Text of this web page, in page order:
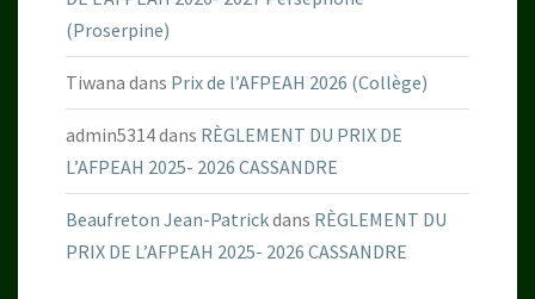
(Proserpine)
Tiwana dans Prix de l’AFPEAH 2026 (Collège)
admin5314dans RÈGLEMENT DU PRIX DE
L’AFPEAH 2025- 2026 CASSANDRE
Beaufreton Jean-Patrickdans RÈGLEMENT DU
PRIX DE L’AFPEAH 2025- 2026 CASSANDRE